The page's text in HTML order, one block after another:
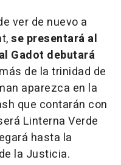
ver de nuevo a
se presentará al
Gadot debutará
de la trinidad de
aparezca en la
que contarán con
Linterna Verde
hasta la
la Justicia.